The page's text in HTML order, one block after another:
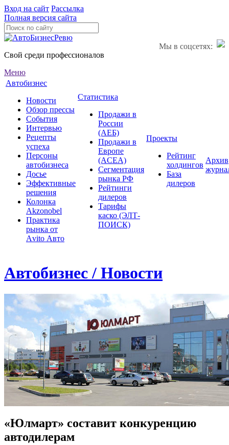
Вход на сайт Рассылка
Полная версия сайта
Мы в соцсетях:
Свой среди профессионалов
Меню
Автобизнес
Новости
Обзор прессы
События
Интервью
Рецепты
успеха
Персоны
автобизнеса
Досье
Эффективные
решения
Колонка
Akzonobel
Практика
рынка от
Аvito Авто
Статистика
Продажи в
России
(АЕБ)
Продажи в
Европе
(ACEA)
Сегментация
рынка РФ
Рейтинги
дилеров
Тарифы
каско (ЭЛТ-
ПОИСК)
Проекты
Рейтинг
холдингов
База
дилеров
Архив
Автобизнес / Новости
«Юлмарт» составит конкуренцию
автодилерам